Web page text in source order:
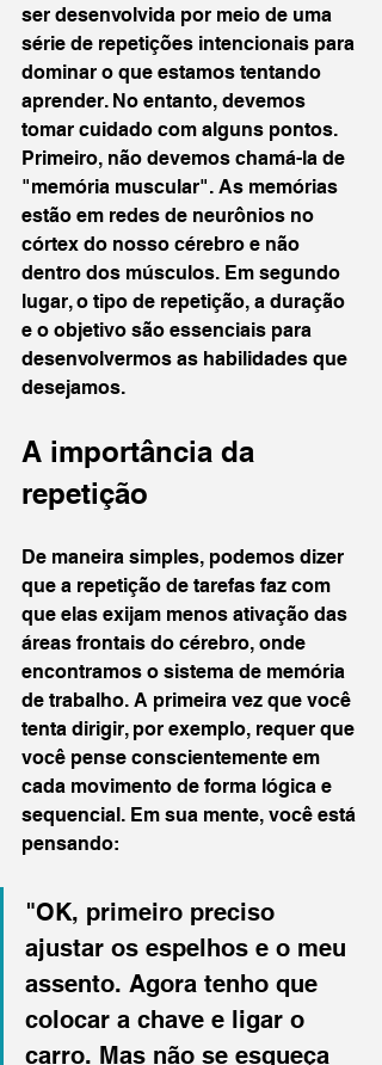
ser desenvolvida por meio de uma
série de repetições intencionais para
dominar o que estamos tentando
aprender. No entanto, devemos
tomar cuidado com alguns pontos.
Primeiro, não devemos chamá-la de
"memória muscular". As memórias
estão em redes de neurônios no
córtex do nosso cérebro e não
dentro dos músculos. Em segundo
lugar, o tipo de repetição, a duração
e o objetivo são essenciais para
desenvolvermos as habilidades que
desejamos.
A importância da
repetição
De maneira simples, podemos dizer
que a repetição de tarefas faz com
que elas exijam menos ativação das
áreas frontais do cérebro, onde
encontramos o sistema de memória
de trabalho. A primeira vez que você
tenta dirigir, por exemplo, requer que
você pense conscientemente em
cada movimento de forma lógica e
sequencial. Em sua mente, você está
pensando:
"OK, primeiro preciso
ajustar os espelhos e o meu
assento. Agora tenho que
colocar a chave e ligar o
carro. Mas não se esqueça